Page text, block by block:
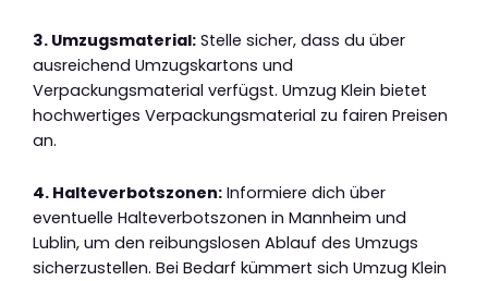
3. Umzugsmaterial: Stelle sicher, dass du über
ausreichend Umzugskartons und
Verpackungsmaterial verfügst. Umzug Klein bietet
hochwertiges Verpackungsmaterial zu fairen Preisen
an.
4. Halteverbotszonen: Informiere dich über
eventuelle Halteverbotszonen in Mannheim und
Lublin, um den reibungslosen Ablauf des Umzugs
sicherzustellen. Bei Bedarf kümmert sich Umzug Klein